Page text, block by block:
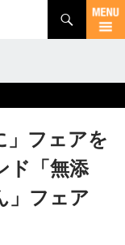
」フェアを
ド「無添
」フェア